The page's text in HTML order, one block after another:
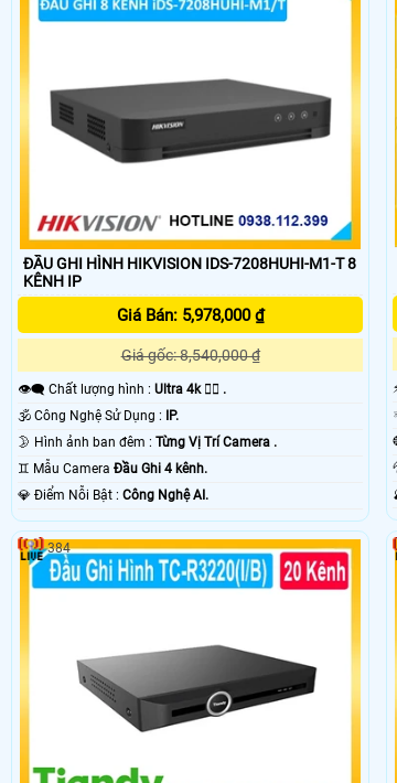
ĐẦU GHI HÌNH HIKVISION IDS-7208HUHI-M1-T 8
KÊNH IP
Giá Bán: 5,978,000 ₫
Giá gốc: 8,540,000 ₫
👁️‍🗨 Chất lượng hình : Ultra 4k 👍🏾 .
🕉️ Công Nghệ Sử Dụng :
IP.
🌛 Hình ảnh ban đêm : Từng Vị Trí Camera .
♊ Mẫu Camera Đầu Ghi 4 kênh.
️💎 Điểm Nỗi Bật : Công Nghệ AI.
384